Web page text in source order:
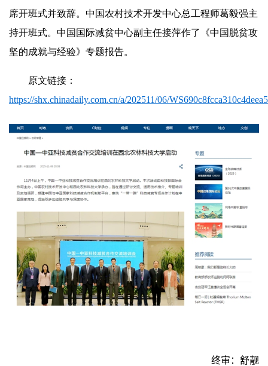
席开班式并致辞。中国农村技术开发中心总工程师葛毅强主
持开班式。中国国际减贫中心副主任接萍作了《中国脱贫攻
坚的成就与经验》专题报告。
原文链接：
https://shx.chinadaily.com.cn/a/202511/06/
终审：舒靓